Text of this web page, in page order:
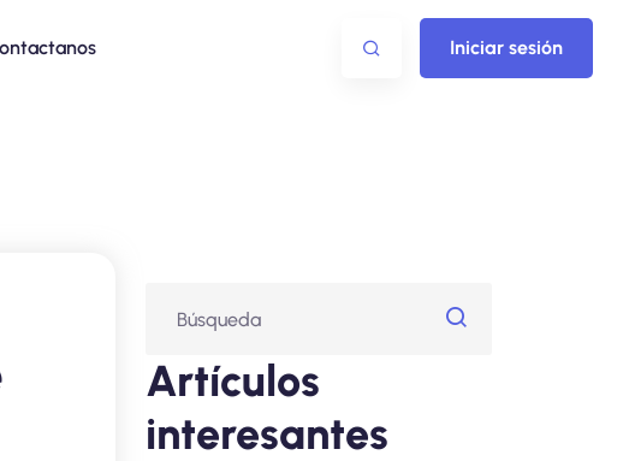
Iniciar sesión
Artículos
interesantes